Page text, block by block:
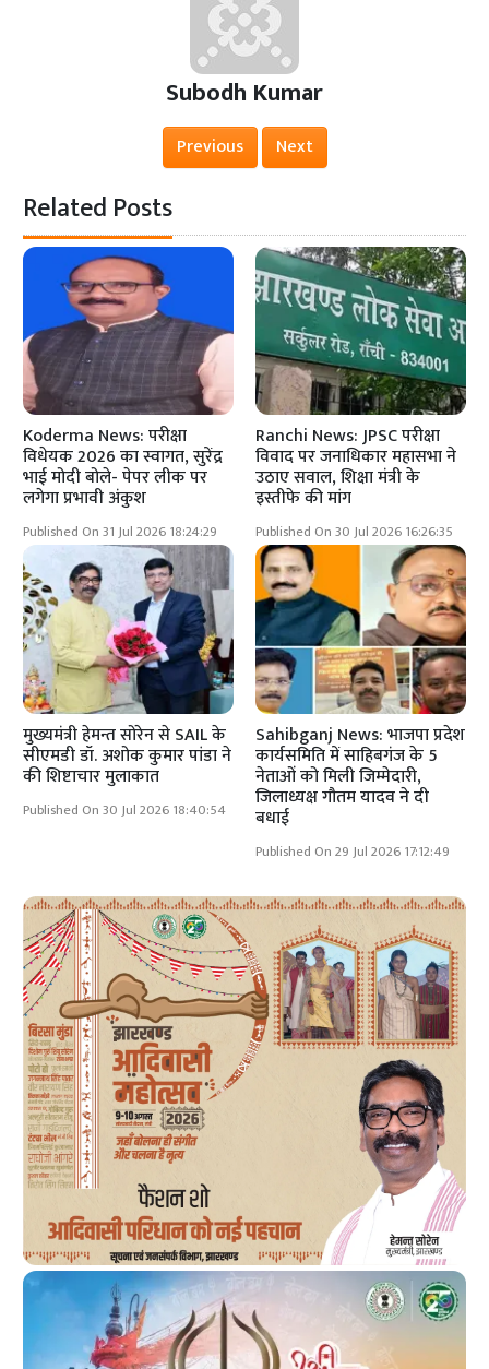
Subodh Kumar
Previous Next
Related Posts
Koderma News: परीक्षा
विधेयक 2026 का स्वागत, सुरेंद्र
भाई मोदी बोले- पेपर लीक पर
लगेगा प्रभावी अंकुश
Published On 31 Jul 2026 18:24:29
Ranchi News: JPSC परीक्षा
विवाद पर जनाधिकार महासभा ने
उठाए सवाल, शिक्षा मंत्री के
इस्तीफे की मांग
Published On 30 Jul 2026 16:26:35
मुख्यमंत्री हेमन्त सोरेन से SAIL के
सीएमडी डॉ. अशोक कुमार पांडा ने
की शिष्टाचार मुलाकात
Published On 30 Jul 2026 18:40:54
Sahibganj News: भाजपा प्रदेश
कार्यसमिति में साहिबगंज के 5
नेताओं को मिली जिम्मेदारी,
जिलाध्यक्ष गौतम यादव ने दी
बधाई
Published On 29 Jul 2026 17:12:49